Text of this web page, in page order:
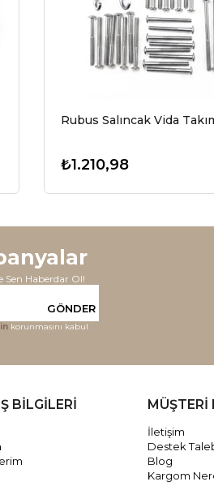
Rubus Salıncak Vida
₺1.210,98
Sen Haberdar Ol!
GÖNDER
korunmasını kabul
BİLGİLERİ MÜŞTERİ
İletişim
Destek
Blog
Kargom